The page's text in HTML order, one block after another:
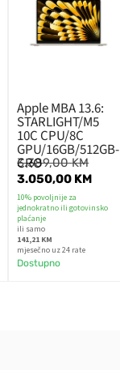
Apple MBA 13.6:
STARLIGHT/M5
10C CPU/8C
GPU/16GB/512GB-
CRO
3.389,00KM
3.050,00 KM
10% povoljnije za
jednokratno ili gotovinsko
plaćanje
ili samo
141,21 KM
mjesečno uz 24 rate
Dostupno